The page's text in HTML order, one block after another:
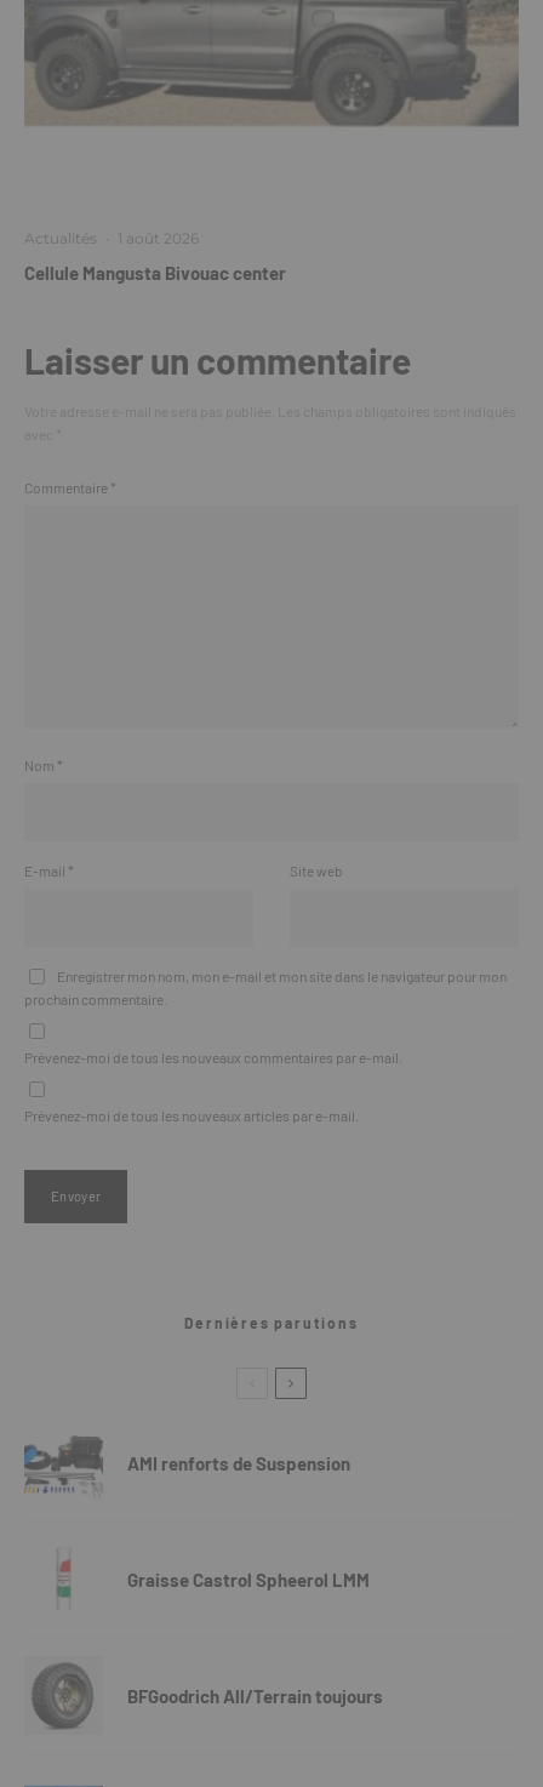
Actualités · 1 août 2026
Cellule Mangusta Bivouac center
Laisser un commentaire
Commentaire *
Nom *
E-mail * Site web
Enregistrer mon nom, mon e-mail et mon site dans le navigateur pour mon
prochain commentaire.
Prévenez-moi de tous les nouveaux commentaires par e-mail.
Prévenez-moi de tous les nouveaux articles par e-mail.
Dernières parutions
AMI renforts de Suspension
Graisse Castrol Spheerol LMM
BFGoodrich All/Terrain toujours